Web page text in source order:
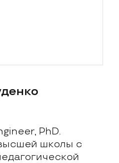
PhD.
школы с